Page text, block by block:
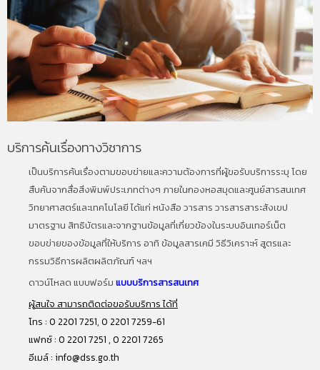
บริการค้นเรื่องทางวิชาการ
เป็นบริการค้นเรื่องตามขอบข่ายและความต้องการที่ผู้ขอรับบริการระบุ โดย
สืบค้นจากสื่อสิ่งพิมพ์ประเภทต่างๆ ภายในกองหอสมุดและศูนย์สารสนเทศ
วิทยาศาสตร์และเทคโนโลยี ได้แก่ หนังสือ วารสาร วารสารสาระสังเขป
มาตรฐาน สิทธิบัตรและจากฐานข้อมูลที่เกี่ยวข้องในระบบอินเทอร์เน็ต
ขอบข่ายของข้อมูลที่ให้บริการ อาทิ ข้อมูลสารเคมี วิธีวิเคราะห์ สูตรและ
กรรมวิธีการผลิตผลิตภัณฑ์ ฯลฯ
ดาวน์โหลด แบบฟอร์ม แบบบริการสารสนเทศ
ผู้สนใจ สามารถติดต่อขอรับบริการ ได้ที่
โทร : 0 2201 7251, 0 2201 7259-61
แฟกซ์ : 0 2201 7251 , 0 2201 7265
อีเมล์ : info@dss.go.th